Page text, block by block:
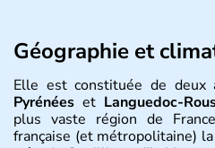
Géographie et
Elle est constituée de deux
Pyrénées et Languedoc-
plus vaste région de
française (et métropolitaine)